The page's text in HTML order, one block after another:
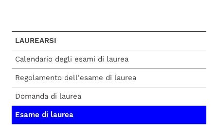
LAUREARSI
Calendario degli esami di laurea
Regolamento dell'esame di laurea
Domanda di laurea
Esame di laurea